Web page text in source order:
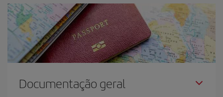
Documentação geral